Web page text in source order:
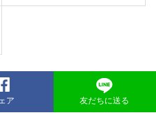
ア 友だちに送る